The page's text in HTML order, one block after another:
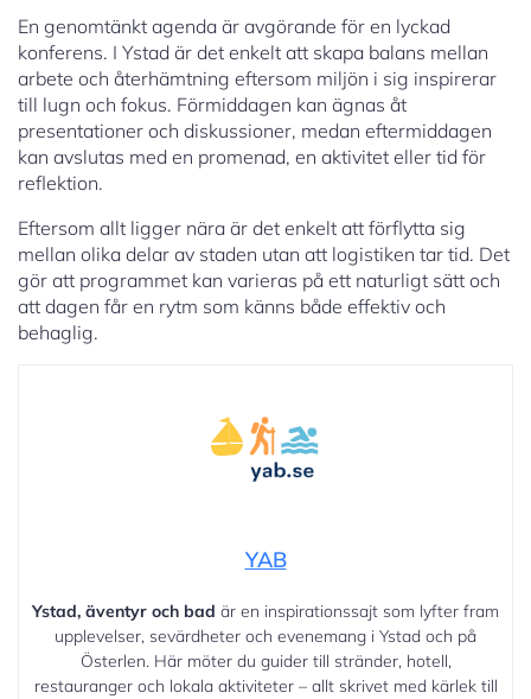
En genomtänkt agenda är avgörande för en lyckad
konferens. I Ystad är det enkelt att skapa balans mellan
arbete och återhämtning eftersom miljön i sig inspirerar
till lugn och fokus. Förmiddagen kan ägnas åt
presentationer och diskussioner, medan eftermiddagen
kan avslutas med en promenad, en aktivitet eller tid för
reflektion.
Eftersom allt ligger nära är det enkelt att förflytta sig
mellan olika delar av staden utan att logistiken tar tid. Det
gör att programmet kan varieras på ett naturligt sätt och
att dagen får en rytm som känns både effektiv och
behaglig.
YAB
Ystad, äventyr och bad är en inspirationssajt som lyfter fram
upplevelser, sevärdheter och evenemang i Ystad och på
Österlen. Här möter du guider till stränder, hotell,
restauranger och lokala aktiviteter – allt skrivet med kärlek till